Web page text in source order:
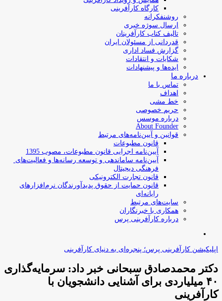
کارگاه کارآفرینی
روشنفکرانه
ارسال سوژه‌ خبری
تالیف کتاب کارآفرینان
قدردانی از مسئولان ایران
گزارش فساد اداری
شکایات و انتقادات
ایده‌ها و پیشنهادات
درباره ما
تماس با ما
اهداف
خط مشی
حریم خصوصی
درباره موسس
About Founder
قوانین و آیین‌نامه‌های مرتبط
‌قانون مطبوعات
آیین‌نامه اجرایی قانون مطبوعات، مصوب 1395
آیین‌نامه سامان­دهی و توسعه رسانه­‌ها و فعالیت‌­های
فرهنگی دیجیتال
قانون تجارت الکترونیکی
قانون حمایت از حقوق پدیدآورندگان نرم‌افزارهای
رایانه‌ای
سایت‌های مرتبط
همکاری با خبرنگاران
درباره کارآفرینی پرس
اپلیکیشن کارآفرینی پرس؛ پنجره‌ای به دنیای کارآفرینی
دکتر محمدصادق سبحانی خبر داد: سرمایه‌گذاری
۴۰ میلیاردی برای آشنایی دانشجویان با
کارآفرینی